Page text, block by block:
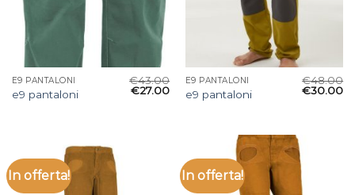
E9 PANTALONI
e9 pantaloni
€43.00
€27.00
E9 PANTALONI
e9 pantaloni
€48.00
€30.00
In offerta! In offerta!